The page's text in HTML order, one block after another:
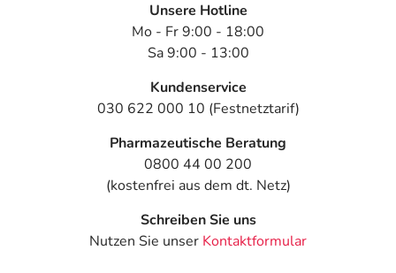
Unsere Hotline
Mo - Fr 9:00 - 18:00
Sa 9:00 - 13:00
Kundenservice
030 622 000 10 (Festnetztarif)
Pharmazeutische Beratung
0800 44 00 200
(kostenfrei aus dem dt. Netz)
Schreiben Sie uns
Nutzen Sie unser Kontaktformular